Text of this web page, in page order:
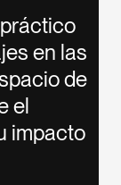
en las
de
el
impacto